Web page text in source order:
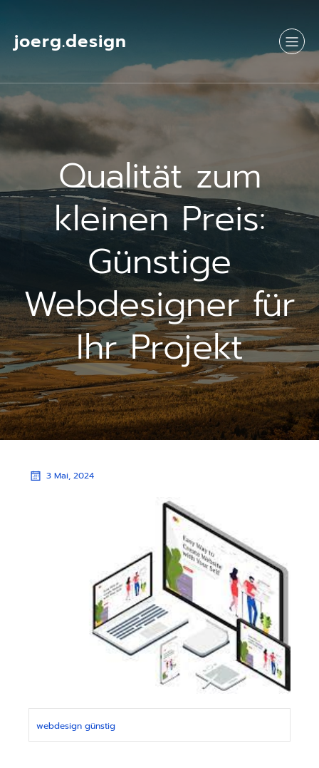
joerg.design
Qualität zum
kleinen Preis:
Günstige
Webdesigner für
Ihr Projekt
3 Mai, 2024
webdesign günstig